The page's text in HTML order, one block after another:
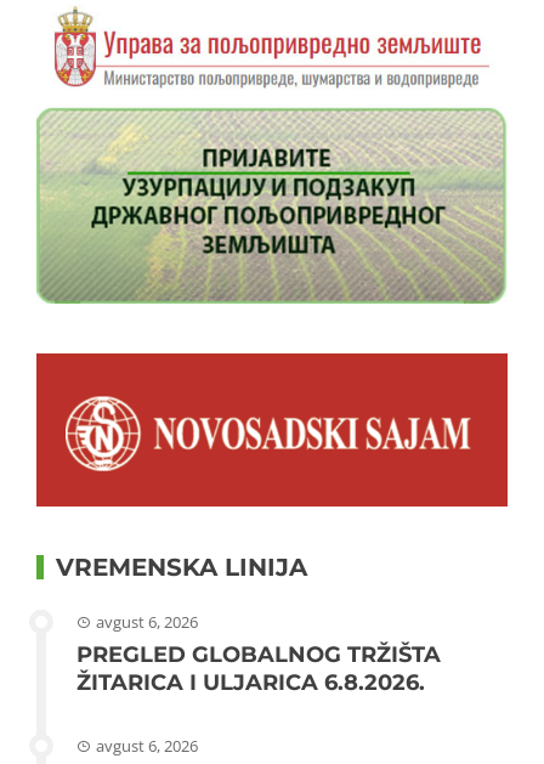
VREMENSKA LINIJA
avgust 6, 2026
PREGLED GLOBALNOG TRŽIŠTA
ŽITARICA I ULJARICA 6.8.2026.
avgust 6, 2026